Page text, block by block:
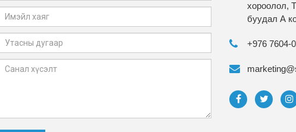
хороолол,
буудал А
+976 7604-